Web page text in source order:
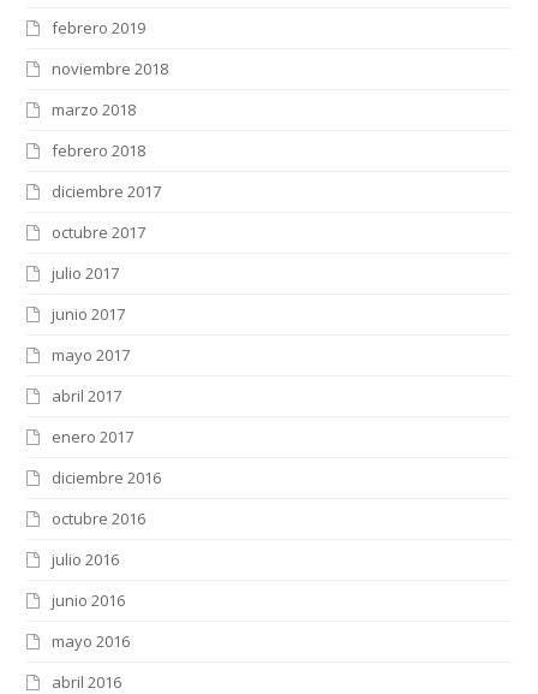
febrero 2019
noviembre 2018
marzo 2018
febrero 2018
diciembre 2017
octubre 2017
julio 2017
junio 2017
mayo 2017
abril 2017
enero 2017
diciembre 2016
octubre 2016
julio 2016
junio 2016
mayo 2016
abril 2016